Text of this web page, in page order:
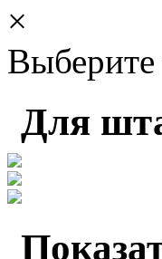
×
Выберите
Для